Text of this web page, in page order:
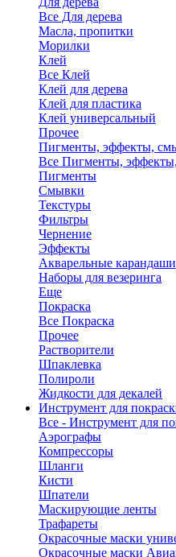
Все Для дерева
Масла, пропитки
Морилки
Клей
Все Клей
Клей для дерева
Клей для пластика
Клей универсальный
Прочее
Пигменты, эффекты,
Все Пигменты,
Пигменты
Смывки
Текстуры
Фильтры
Чернение
Эффекты
Акварельные карандаши
Наборы для везеринга
Еще
Покраска
Все Покраска
Прочее
Растворители
Шпаклевка
Полироли
Жидкости для декалей
Инструмент для
Все - Инструмент для
Аэрографы
Компрессоры
Шланги
Кисти
Шпатели
Маскирующие ленты
Трафареты
Окрасочные маски
Окрасочные маски